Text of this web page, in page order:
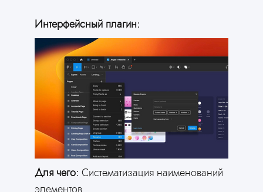
Интерфейсный плагин:
Для чего: Систематизация наименований